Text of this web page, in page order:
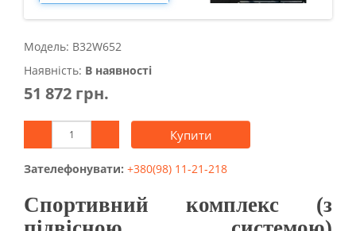
Модель: B32W652
Наявність: В наявності
51 872 грн.
Купити
Зателефонувати: +380(98) 11-21-218
Спортивний комплекс (з